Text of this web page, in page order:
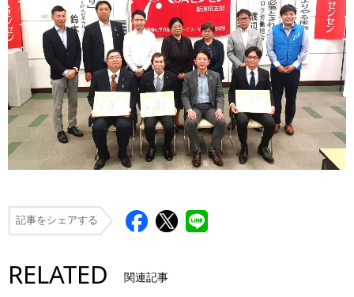
記事をシェアする
RELATED 関連記事